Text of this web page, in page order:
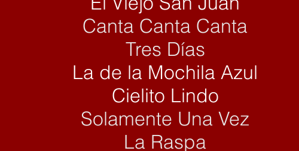
Canta Canta Canta
Tres Días
La de la Mochila Azul
Cielito Lindo
Solamente Una Vez
La Raspa